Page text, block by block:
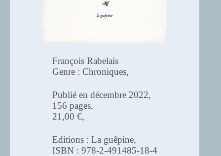
François Rabelais
Genre : Chroniques,
Publié en décembre 2022,
156 pages,
21,00 €,
Editions : La guêpine,
ISBN : 978-2-491485-18-4